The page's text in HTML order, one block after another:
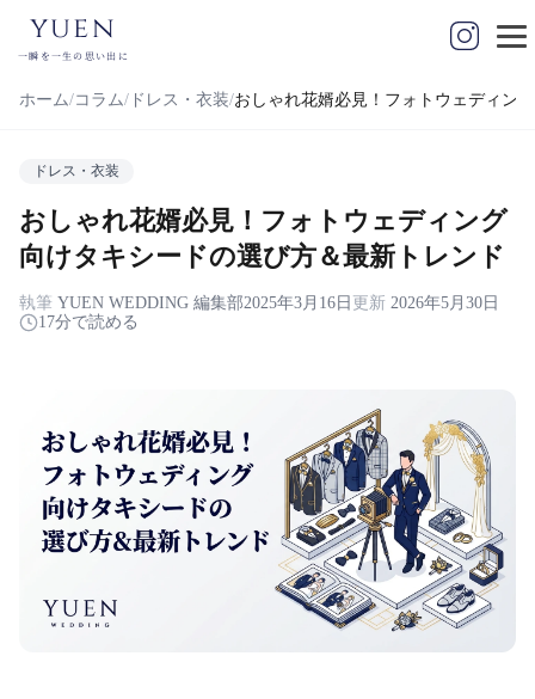
yuen
一瞬を一生の思い出に
ホーム コラム ドレス・衣装 おしゃれ花婿必見！フォトウェディン
ドレス・衣装
おしゃれ花婿必見！フォトウェディング
向けタキシードの選び方＆最新トレンド
執筆 YUEN WEDDING 編集部2025年3月16日 更新 2026年5月30日
17分で読める